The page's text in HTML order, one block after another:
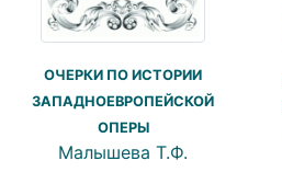
ОЧЕРКИ ПО ИСТОРИИ
ЗАПАДНОЕВРОПЕЙСКОЙ
ОПЕРЫ
Малышева Т.Ф.